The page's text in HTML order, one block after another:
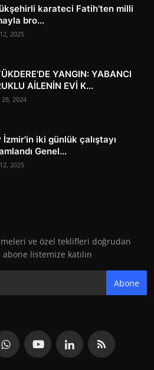
karateci Fatih’ten milli
bro...
2025
YANGIN: YABANCI
AİLENİN EVİ K...
28, 2024
İzmir'in iki günlük çalıştayı
Genel...
2025
ve özel teklifleri doğrudan
listemize katılın
Abone